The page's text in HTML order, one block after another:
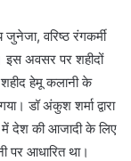
वरिष्ठ रंगकर्मी
इस अवसर पर शहीदों
हेमू कलानी के
डॉ अंकुश शर्मा द्वारा
में देश की आजादी के लिए
पर आधारित था।